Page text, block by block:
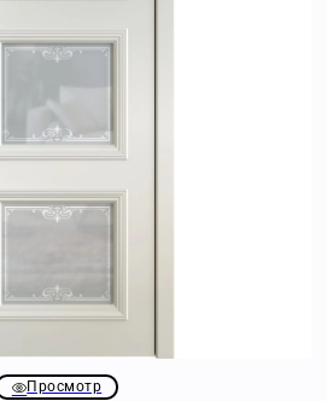
Просмотр